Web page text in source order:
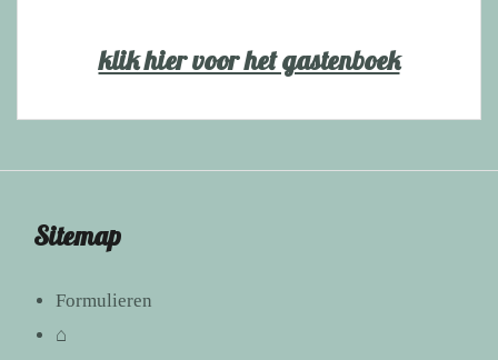
klik hier voor het gastenboek
Sitemap
Formulieren
⌂